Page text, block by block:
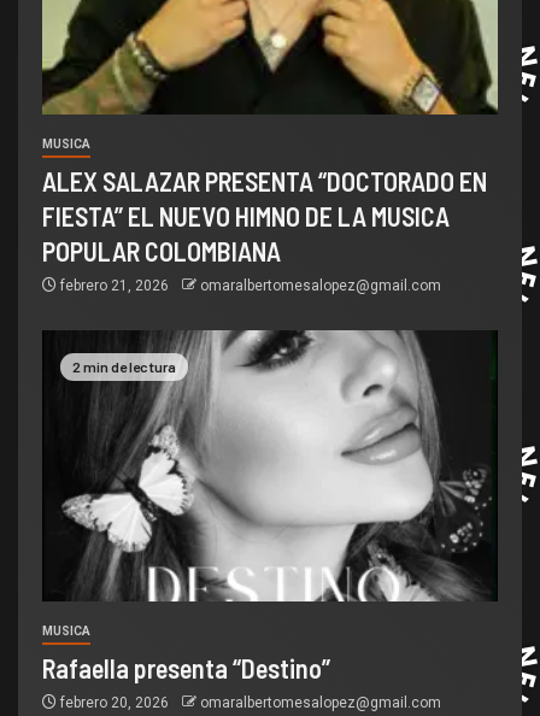
MUSICA
ALEX SALAZAR PRESENTA “DOCTORADO EN
FIESTA” EL NUEVO HIMNO DE LA MUSICA
POPULAR COLOMBIANA
febrero 21, 2026 omaralbertomesalopez@gmail.com
2 min de lectura
MUSICA
Rafaella presenta “Destino”
febrero 20, 2026 omaralbertomesalopez@gmail.com